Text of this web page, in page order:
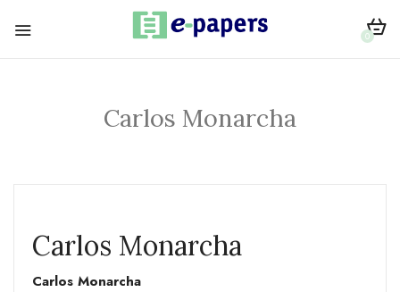
0
Carlos Monarcha
Carlos Monarcha
Carlos Monarcha